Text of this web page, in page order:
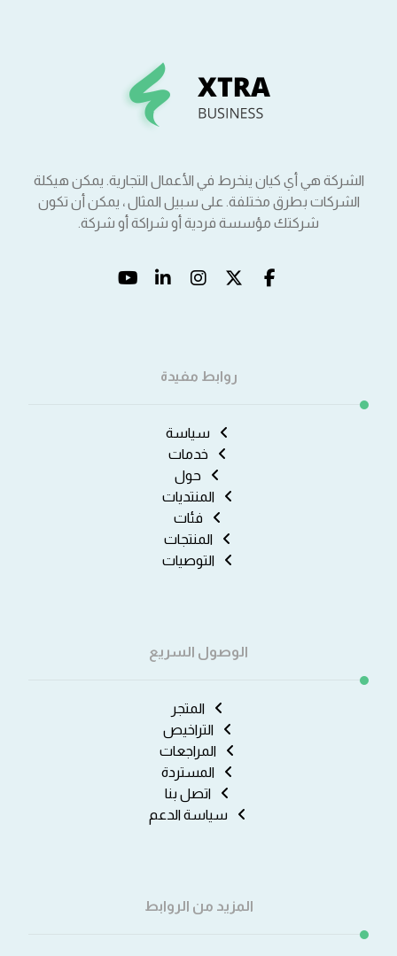
الشركة هي أي كيان ينخرط في الأعمال التجارية. يمكن هيكلة
الشركات بطرق مختلفة. على سبيل المثال ، يمكن أن تكون
شركتك مؤسسة فردية أو شراكة أو شركة.
روابط مفيدة
سياسة
خدمات
حول
المنتديات
فئات
المنتجات
التوصيات
الوصول السريع
المتجر
التراخيص
المراجعات
المستردة
اتصل بنا
سياسة الدعم
المزيد من الروابط